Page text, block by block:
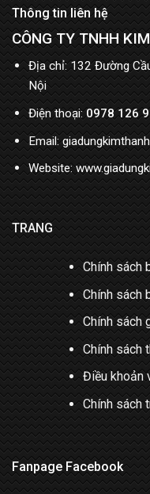
Thông tin liên hệ
CÔNG TY TNHH
Địa chỉ: 132 Đường
Nội
Điện thoại:0978 126
Email:
Website:
TRANG
Chính sách
Chính sách
Chính sách
Chính sách
Điều khoản
Chính sách
Fanpage Facebook